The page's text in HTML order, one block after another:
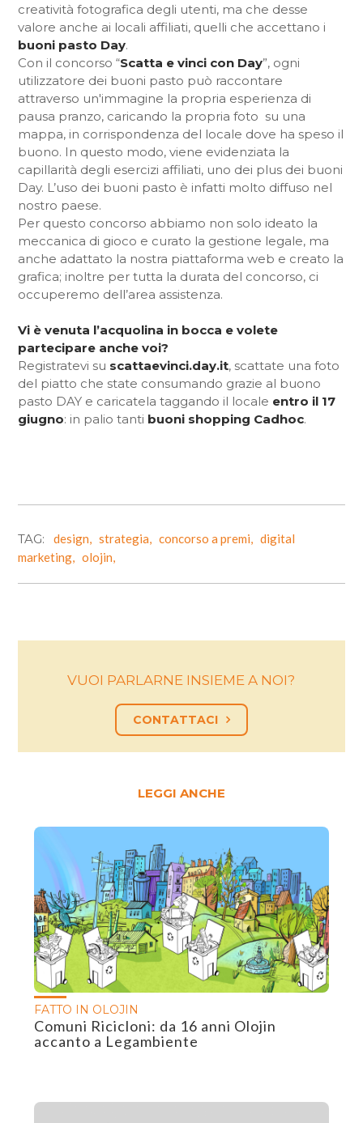
creatività fotografica degli utenti, ma che desse
valore anche ai locali affiliati, quelli che accettano i
buoni pasto Day.
Con il concorso “Scatta e vinci con Day”, ogni
utilizzatore dei buoni pasto può raccontare
attraverso un'immagine la propria esperienza di
pausa pranzo, caricando la propria foto su una
mappa, in corrispondenza del locale dove ha speso il
buono. In questo modo, viene evidenziata la
capillarità degli esercizi affiliati, uno dei plus dei buoni
Day. L’uso dei buoni pasto è infatti molto diffuso nel
nostro paese.
Per questo concorso abbiamo non solo ideato la
meccanica di gioco e curato la gestione legale, ma
anche adattato la nostra piattaforma web e creato la
grafica; inoltre per tutta la durata del concorso, ci
occuperemo dell’area assistenza.
Vi è venuta l’acquolina in bocca e volete
partecipare anche voi?
Registratevi su scattaevinci.day.it, scattate una foto
del piatto che state consumando grazie al buono
pasto DAY e caricatela taggando il locale entro il 17
giugno: in palio tanti buoni shopping Cadhoc.
TAG: design, strategia, concorso a premi, digital
marketing, olojin,
VUOI PARLARNE INSIEME A NOI?
CONTATTACI
LEGGI ANCHE
FATTO IN OLOJIN
Comuni Ricicloni: da 16 anni Olojin
accanto a Legambiente